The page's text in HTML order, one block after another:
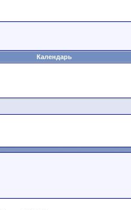
Календарь